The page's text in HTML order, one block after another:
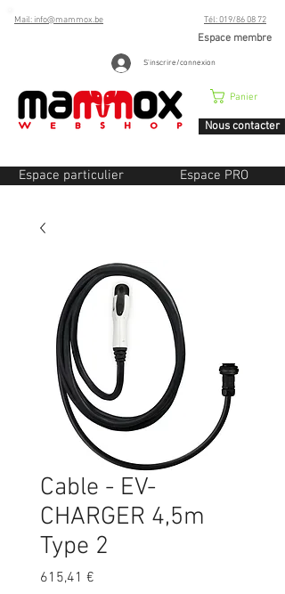
Mail: info@mammox.be Tél: 019/86 08 72
Espace membre
S'inscrire/connexion
Panier
Nous contacter
Espace particulier Espace PRO
Cable - EV-
CHARGER 4,5m
Type 2
615,41 €